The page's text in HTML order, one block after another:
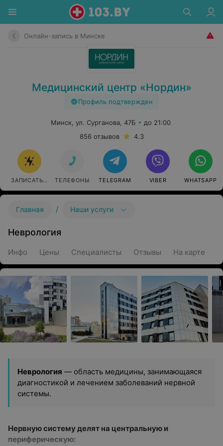
Онлайн-запись в Минске
Медицинский центр «Нордин»
Профиль подтвержден
Минск, ул. Сурганова, 47Б
до 21:00
856 отзывов
4.3
ЗАПИСАТЬСЯ ОНЛАЙН
ТЕЛЕФОНЫ TELEGRAM VIBER WHATSAPP
Главная / Наши услуги
Неврология
Инфо Цены Специалисты Отзывы На карте
Неврология — область медицины, занимающаяся
диагностикой и лечением заболеваний нервной
системы.
Нервную систему делят на центральную и
периферическую: